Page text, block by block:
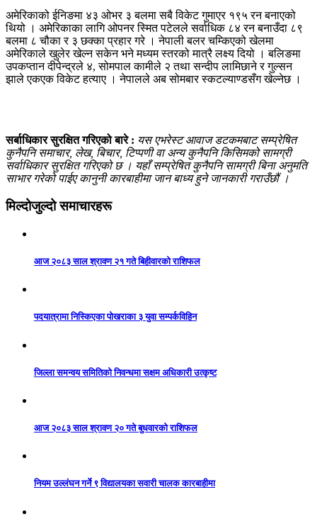
अमेरिकाको ईनिङमा ४३ ओभर ३ बलमा सबै विकेट गुमाएर १९५ रन बनाएको
थियो । अमेरिकाका लागि ओपनर स्मित पटेलले सर्वाधिक ८४ रन बनाउँदा ८९
बलमा ८ चौका र ३ छक्का प्रहार गरे । नेपाली बलर चम्किएको खेलमा
अमेरिकाले खुलेर खेल्न सकेन भने मध्यम स्तरको मात्रै लक्ष्य दियो । बलिङमा
उपकप्तान दीपेन्द्रले ४, सोमपाल कामीले २ तथा सन्दीप लामिछाने र गुल्सन
झाले एकएक विकेट हत्याए । नेपालले अब सोमबार स्कटल्याण्डसँग खेल्नेछ ।
सर्बाधिकार सुरक्षित गरिएको बारे : यस एभरेस्ट आवाज डटकमबाट सम्प्रेषित
कुनैपनि समाचार, लेख, बिचार, टिप्पणी वा अन्य कुनैपनि किसिमको सामग्री
सर्वाधिकार सुरक्षित गरिएको छ । यहाँ सम्प्रेषित कुनैपनि सामग्री बिना अनुमति
साभार गरेको पाईए कानुनी कारबाहीमा जान बाध्य हुने जानकारी गराउँछौं ।
मिल्दोजुल्दो समाचारहरू
आज २०८३ साल श्रावण २१ गते बिहीवारको राशिफल
पदयात्रामा निस्किएका पोखराका ३ युवा सम्पर्कविहिन
जिल्ला समन्वय समितिको निवन्धमा सक्षम अधिकारी उत्कृष्ट
आज २०८३ साल श्रावण २० गते बुधवारको राशिफल
नियम उल्लंघन गर्ने ९ विद्यालयका सवारी चालक कारबाहीमा